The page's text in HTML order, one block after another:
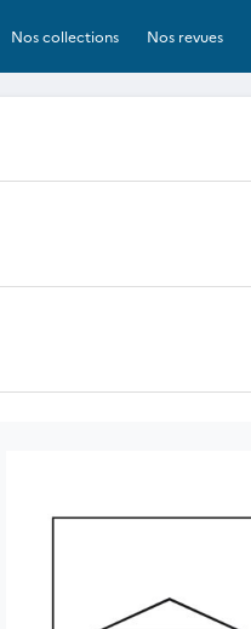
Nos collections Nos revues